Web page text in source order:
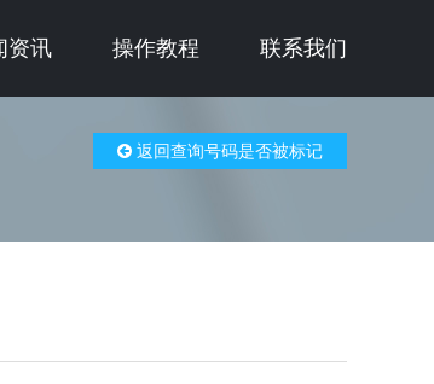
资讯 操作教程 联系我们
返回查询号码是否被标记